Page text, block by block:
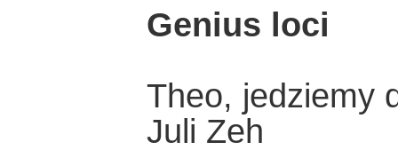
Genius loci
Theo, jedziemy
Juli Zeh